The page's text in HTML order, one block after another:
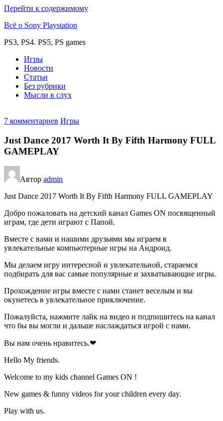
Перейти к содержимому
Всё о Sony Playstation
PS3, PS4. PS5, PS games
Игры
Новости
Статьи
Без рубрики
Мысли в слух
7 комментариев Игры
Just Dance 2017 Worth It By Fifth Harmony FULL
GAMEPLAY
Автор admin
Just Dance 2017 Worth It By Fifth Harmony FULL GAMEPLAY
Добро пожаловать на детский канал Games ON посвященный
играм, где дети играют с Папой.
Вместе с вами и нашими друзьями мы играем в
увлекательные компьютерные игры на Андроид.
Мы делаем игру интересной и увлекательной, стараемся
подбирать для вас самые популярные и захватывающие игры.
Прохождение игры вместе с нами станет веселым и вы
окунетесь в увлекательное приключение.
Пожалуйста, нажмите лайк на видео и подпишитесь на канал
что бы вы могли и дальше наслаждаться игрой с нами.
Вы нам очень нравитесь.❤
Hello My friends.
Welcome to my kids channel Games ON !
New games & funny videos for your children every day.
Play with us.